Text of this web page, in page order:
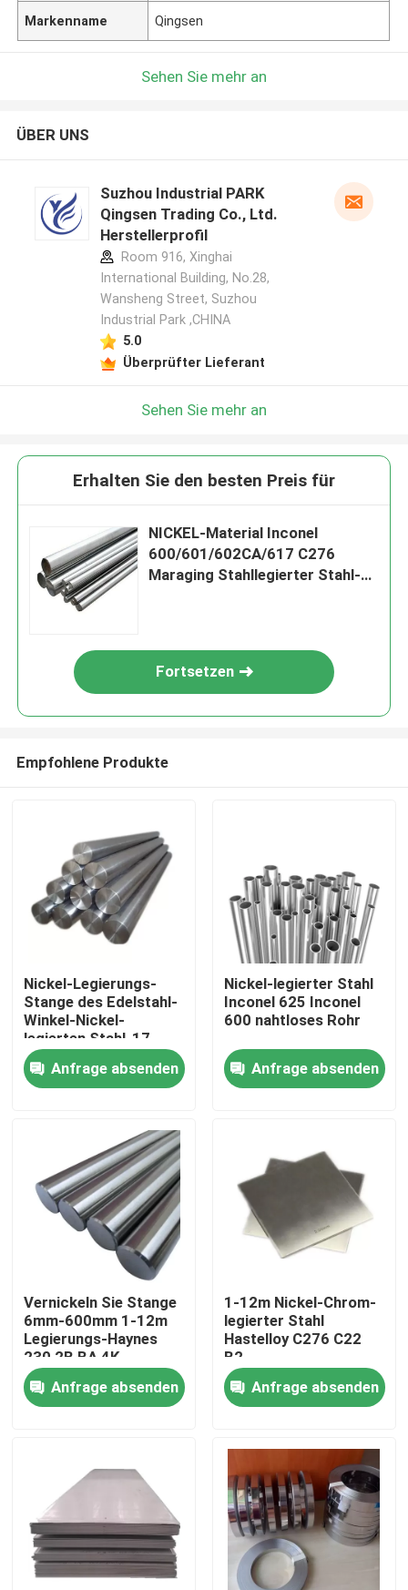
Haus
Über uns
Fabrik-Ausflug
Treten Sie mit uns in Verbindung
Inconel 600-Material
Material Inconel 625
Incoloy 800-Material
Material Inconel 718
Markenname Qingsen
Sehen Sie mehr an
ÜBER UNS
Suzhou Industrial PARK
Qingsen Trading Co., Ltd.
Herstellerprofil
Room 916, Xinghai
International Building, No.28,
Wansheng Street, Suzhou
Industrial Park ,CHINA
5.0
Überprüfter Lieferant
Sehen Sie mehr an
Erhalten Sie den besten Preis für
NICKEL-Material Inconel
600/601/602CA/617 C276
Maraging Stahllegierter Stahl-
Fortsetzen
Empfohlene Produkte
Nickel-Legierungs-
Stange des Edelstahl-
Winkel-Nickel-
legierten Stahl-17-
4PH
Anfrage absenden
Nickel-legierter Stahl
Inconel 625 Inconel
600 nahtloses Rohr
Anfrage absenden
Vernickeln Sie Stange
6mm-600mm 1-12m
Legierungs-Haynes
230 2B BA 4K
Anfrage absenden
1-12m Nickel-Chrom-
legierter Stahl
Hastelloy C276 C22
B2
Anfrage absenden